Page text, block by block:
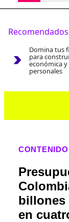
Domina tus
para
económica
personales
billones
en